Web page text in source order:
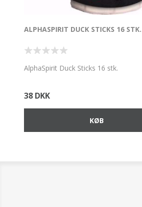
ALPHASPIRIT DUCK STICKS 16 STK.
AlphaSpirit Duck Sticks 16 stk.
38 DKK